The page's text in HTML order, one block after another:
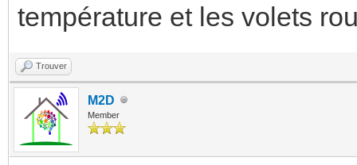
température et les volets
Trouver
M2D
Member